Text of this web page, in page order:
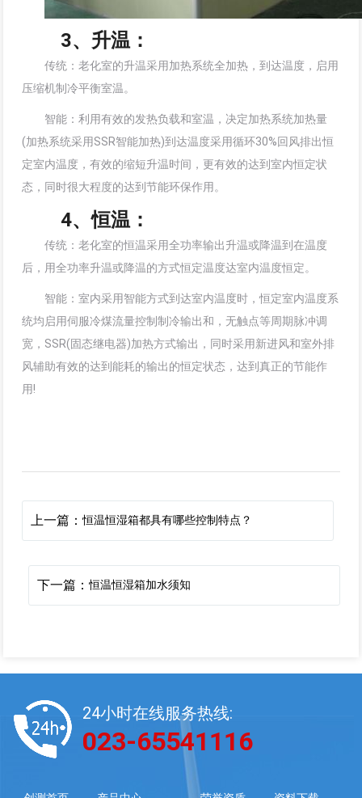
3、升温：
传统：老化室的升温采用加热系统全加热，到达温度，启用
压缩机制冷平衡室温。
智能：利用有效的发热负载和室温，决定加热系统加热量
(加热系统采用SSR智能加热)到达温度采用循环30%回风排出恒
定室内温度，有效的缩短升温时间，更有效的达到室内恒定状
态，同时很大程度的达到节能环保作用。
4、恒温：
传统：老化室的恒温采用全功率输出升温或降温到在温度
后，用全功率升温或降温的方式恒定温度达室内温度恒定。
智能：室内采用智能方式到达室内温度时，恒定室内温度系
统均启用伺服冷煤流量控制制冷输出和，无触点等周期脉冲调
宽，SSR(固态继电器)加热方式输出，同时采用新进风和室外排
风辅助有效的达到能耗的输出的恒定状态，达到真正的节能作
用!
上一篇： 恒温恒湿箱都具有哪些控制特点？
下一篇： 恒温恒湿箱加水须知
24小时在线服务热线:
023-65541116